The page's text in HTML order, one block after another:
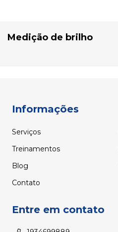
Medição de brilho
Informações
Serviços
Treinamentos
Blog
Contato
Entre em contato